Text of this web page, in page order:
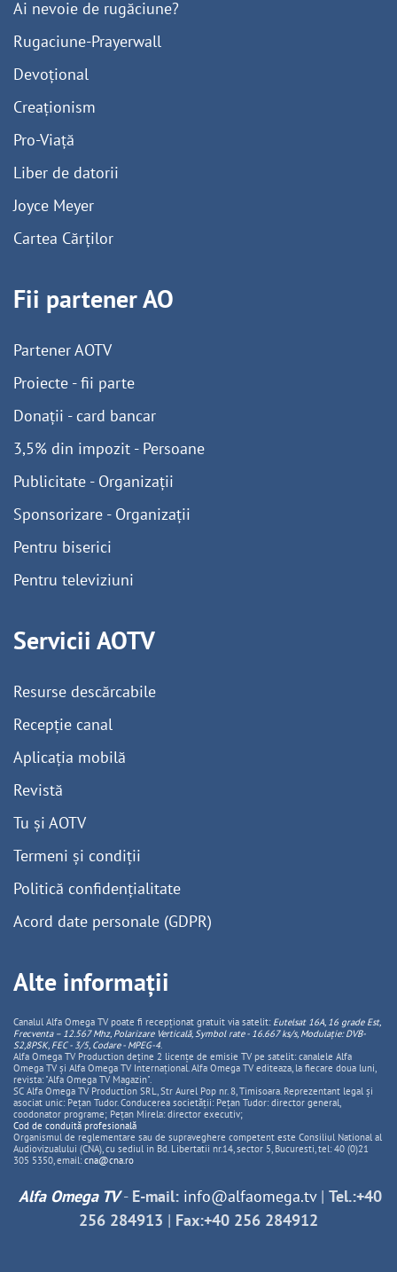
Ai nevoie de rugăciune?
Rugaciune-Prayerwall
Devoțional
Creaționism
Pro-Viață
Liber de datorii
Joyce Meyer
Cartea Cărților
Fii partener AO
Partener AOTV
Proiecte - fii parte
Donații - card bancar
3,5% din impozit - Persoane
Publicitate - Organizații
Sponsorizare - Organizații
Pentru biserici
Pentru televiziuni
Servicii AOTV
Resurse descărcabile
Recepție canal
Aplicația mobilă
Revistă
Tu și AOTV
Termeni și condiții
Politică confidențialitate
Acord date personale (GDPR)
Alte informații
Canalul Alfa Omega TV poate fi recepționat gratuit via satelit: Eutelsat 16A, 16 grade Est,
Frecventa – 12.567 Mhz, PolarizareVerticală, Symbol rate - 16.667 ks/s, Modulație: DVB-
S2,8PSK, FEC - 3/5, Codare - MPEG-4.
Alfa Omega TV Production deține 2 licențe de emisie TV pe satelit: canalele Alfa
Omega TV și Alfa Omega TV Internațional. Alfa Omega TV editeaza, la fiecare doua luni,
revista: "Alfa Omega TV Magazin".
SC Alfa Omega TV Production SRL, Str Aurel Pop nr. 8, Timisoara. Reprezentant legal și
asociat unic: Pețan Tudor. Conducerea societății: Pețan Tudor: director general,
coodonator programe; Pețan Mirela: director executiv;
Cod de conduită profesională
Organismul de reglementare sau de supraveghere competent este Consiliul National al
Audiovizualului (CNA), cu sediul in Bd. Libertatii nr.14, sector 5, Bucuresti, tel: 40 (0)21
305 5350, email: cna@cna.ro
Alfa Omega TV- E-mail: info@alfaomega.tv| Tel.:+40
256 284913 | Fax:+40 256 284912